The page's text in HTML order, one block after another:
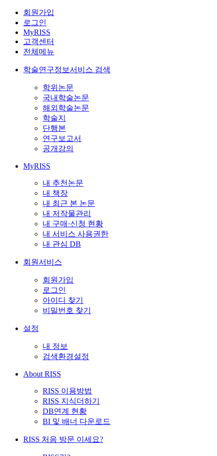
회원가입
로그인
MyRISS
고객센터
전체메뉴
학술연구정보서비스 검색
학위논문
국내학술논문
해외학술논문
학술지
단행본
연구보고서
공개강의
MyRISS
내 추천논문
내 책장
내 최근 본 논문
내 저작물관리
내 구매·신청 현황
내 서비스 사용권한
내 관심 DB
회원서비스
회원가입
로그인
아이디 찾기
비밀번호 찾기
설정
내 정보
검색환경설정
About RISS
RISS 이용방법
RISS 지식더하기
DB연계 현황
BI 및 배너 다운로드
RISS 처음 방문 이세요?